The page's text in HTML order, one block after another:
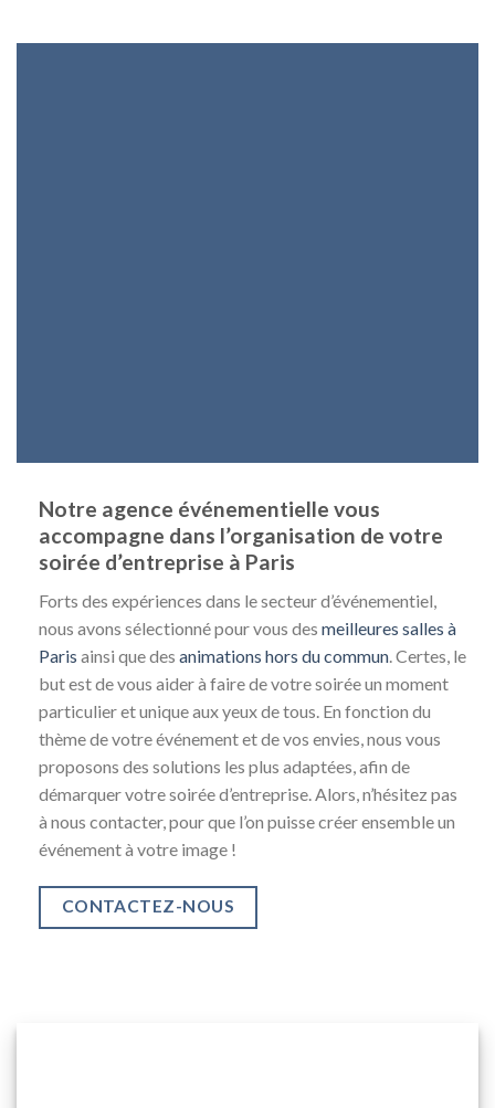
Notre agence événementielle vous
accompagne dans l’organisation de votre
soirée d’entreprise à Paris
Forts des expériences dans le secteur d’événementiel,
nous avons sélectionné pour vous des meilleures salles à
Paris ainsi que des animations hors du commun. Certes, le
but est de vous aider à faire de votre soirée un moment
particulier et unique aux yeux de tous. En fonction du
thème de votre événement et de vos envies, nous vous
proposons des solutions les plus adaptées, afin de
démarquer votre soirée d’entreprise. Alors, n’hésitez pas
à nous contacter, pour que l’on puisse créer ensemble un
événement à votre image !
CONTACTEZ-NOUS